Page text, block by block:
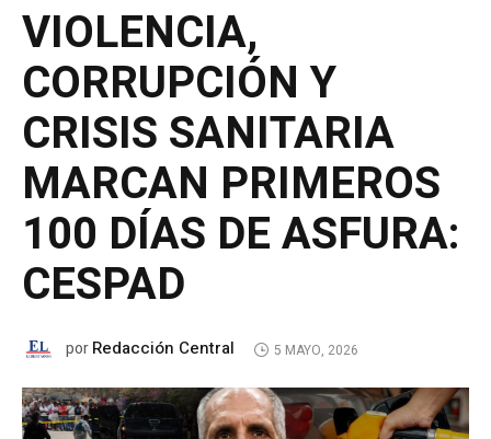
VIOLENCIA,
CORRUPCIÓN Y
CRISIS SANITARIA
MARCAN PRIMEROS
100 DÍAS DE ASFURA:
CESPAD
porRedacción Central 5 MAYO, 2026